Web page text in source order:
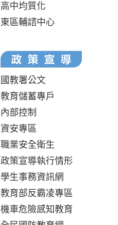
高中均質化
東區輔諮中心
國教署公文
教育儲蓄專戶
內部控制
資安專區
職業安全衛生
政策宣導執行情形
學生事務資訊網
教育部反霸凌專區
機車危險感知教育